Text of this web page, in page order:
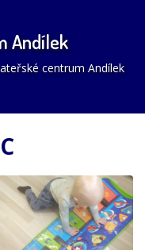
Andílek
centrum Andílek